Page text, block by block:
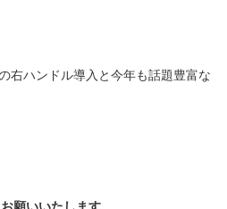
右ハンドル導入と今年も話題豊富な